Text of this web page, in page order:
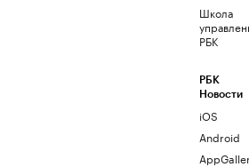
Школа
РБК
РБК
Новости
iOS
Android